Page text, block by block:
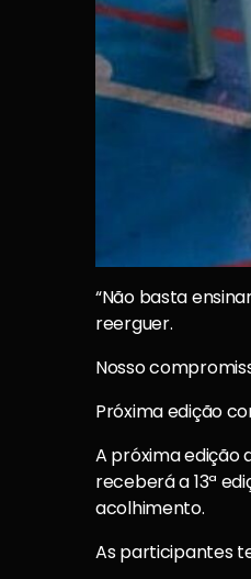
“Não basta
reerguer.
Nosso
Próxima edição
A próxima edição
receberá a 13ª
acolhimento.
As participantes